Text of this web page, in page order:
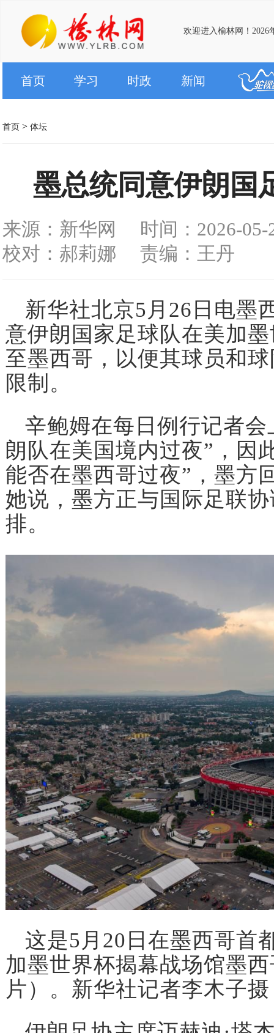
欢迎进入榆林网！2026
首页 学习 时政 新闻
首页 > 体坛
墨总统同意伊朗国
来源：新华网
时间：2026-05-
校对：郝莉娜
责编：王丹
新华社北京5月26日电墨
意伊朗国家足球队在美加
至墨西哥，以便其球员和
限制。
辛鲍姆在每日例行记者
朗队在美国境内过夜”，因
能否在墨西哥过夜”，墨方
她说，墨方正与国际足联
排。
这是5月20日在墨西哥首
加墨世界杯揭幕战场馆墨
片）。新华社记者李木子摄